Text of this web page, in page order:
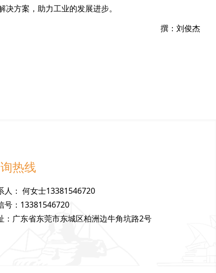
方案，助力工业的发展进步。
撰：刘俊杰
热线
人 ：何女士13381546720
号 ： 13381546720
： 广东省东莞市东城区柏洲边牛角坑路2号